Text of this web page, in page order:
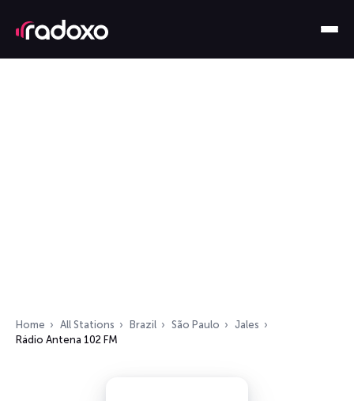
Home All Stations Brazil São Paulo
Jales
Rádio Antena 102 FM